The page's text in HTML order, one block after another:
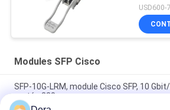
USD600-
Modules SFP Cisco
SFP-10G-LRM, module Cisco SFP, 10
portée 220 m